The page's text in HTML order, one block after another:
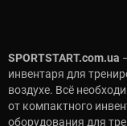
SPORTSTART.com.ua
инвентаря для
воздухе. Всё
от компактного
оборудования для